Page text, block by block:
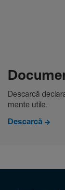
Descarcă
mente utile.
Descarcă